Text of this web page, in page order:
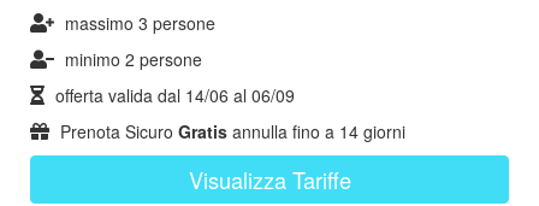
massimo 3 persone
minimo 2 persone
offerta valida dal 14/06 al 06/09
Prenota Sicuro Gratis annulla fino a 14 giorni
Visualizza Tariffe